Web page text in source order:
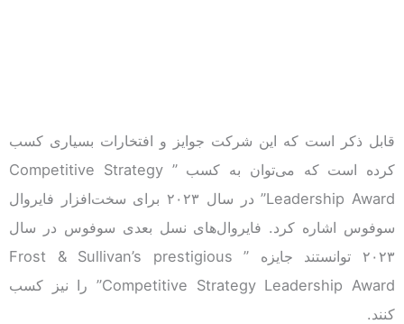
قابل ذکر است که این شرکت جوایز و افتخارات بسیاری کسب
کرده است که می‌توان به کسب ” Competitive Strategy
Leadership Award” در سال ۲۰۲۳ برای سخت‌افزار فایروال
سوفوس اشاره کرد. فایروال‌های نسل بعدی سوفوس در سال
۲۰۲۳ توانستند جایزه ” Frost & Sullivan’s prestigious
Competitive Strategy Leadership Award” را نیز کسب
کنند.